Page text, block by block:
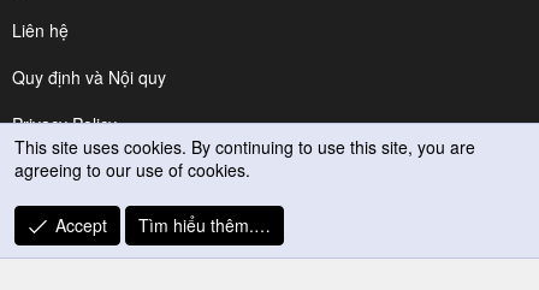
Liên hệ
Quy định và Nội quy
Privacy Policy
Trợ giúp
R
S
This site uses cookies. By continuing to use this site, you are
agreeing to our use of cookies.
Accept Tìm hiểu thêm.…